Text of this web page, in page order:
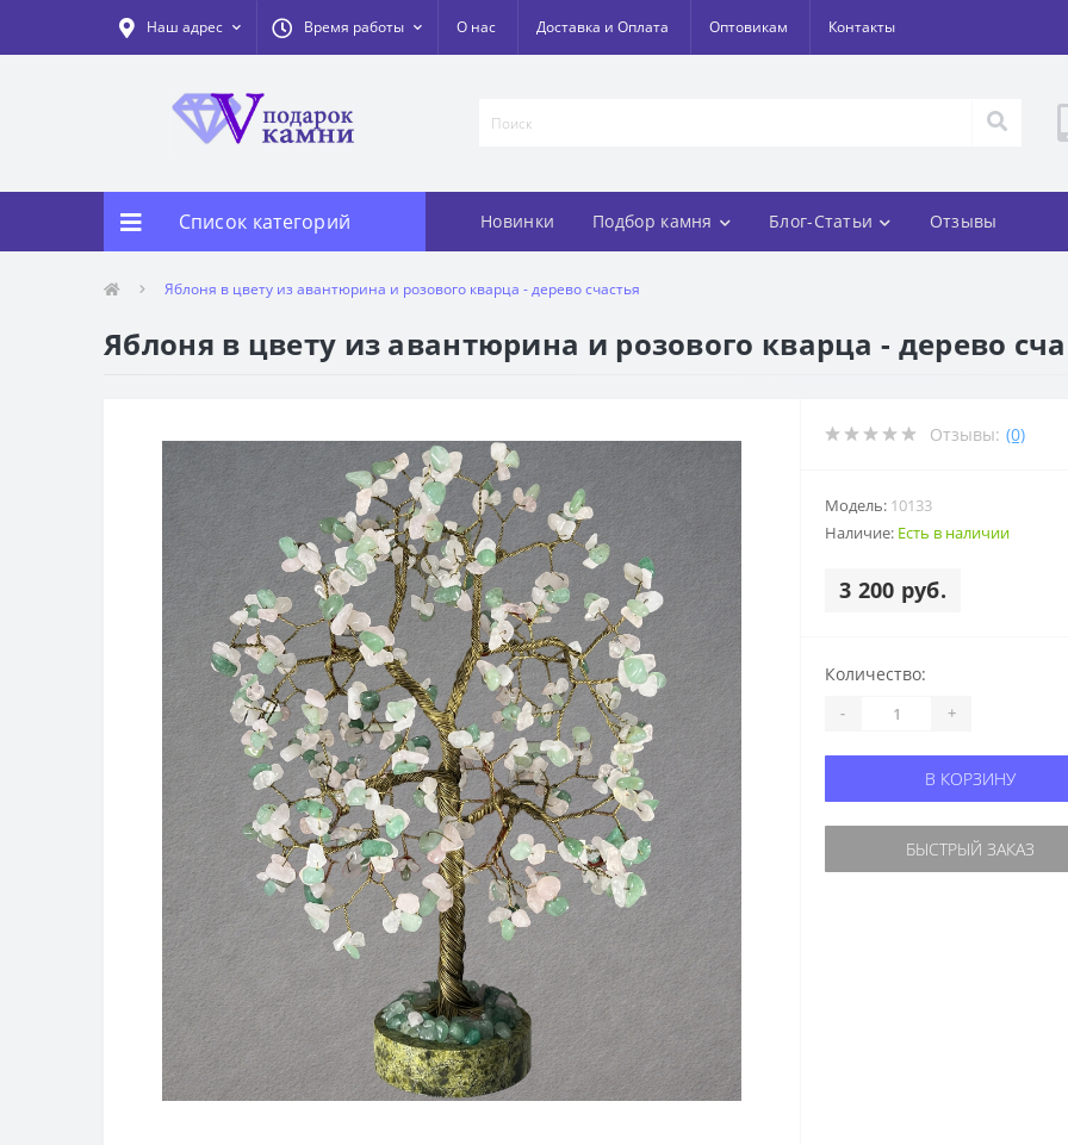
Наш адрес Время работы О нас Доставка и Оплата Оптовикам Контакты
Список категорий Новинки Подбор камня Блог-Статьи Отзывы
Яблоня в цвету из авантюрина и розового кварца - дерево счастья
Яблоня в цвету из авантюрина и розового кварца - дерево
Отзывы: (0)
Модель: 10133
Наличие: Есть в наличии
3 200 руб.
Количество:
- +
В КОРЗИНУ
БЫСТРЫЙ ЗАКАЗ